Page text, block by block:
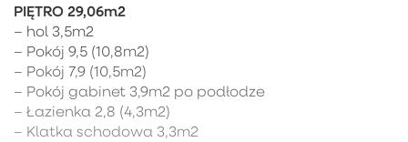
PIĘTRO 29,06m2
– hol 3,5m2
– Pokój 9,5 (10,8m2)
– Pokój 7,9 (10,5m2)
– Pokój gabinet 3,9m2 po podłodze
– Łazienka 2,8 (4,3m2)
– Klatka schodowa 3,3m2